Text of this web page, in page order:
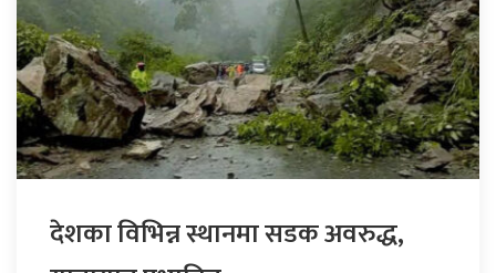
देशका विभिन्न स्थानमा सडक अवरुद्ध,